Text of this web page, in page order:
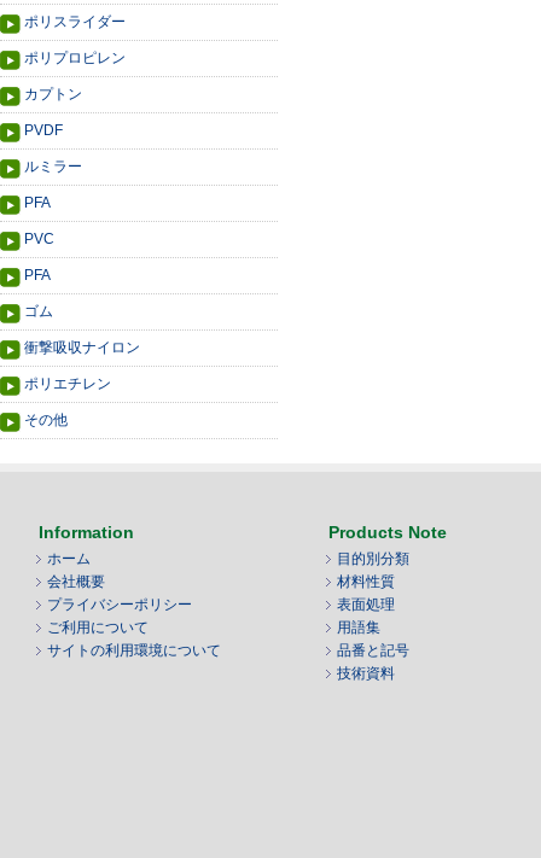
ポリスライダー
ポリプロピレン
カプトン
PVDF
ルミラー
PFA
PVC
PFA
ゴム
衝撃吸収ナイロン
ポリエチレン
その他
Information
ホーム
会社概要
プライバシーポリシー
ご利用について
サイトの利用環境について
Products Note
目的別分類
材料性質
表面処理
用語集
品番と記号
技術資料